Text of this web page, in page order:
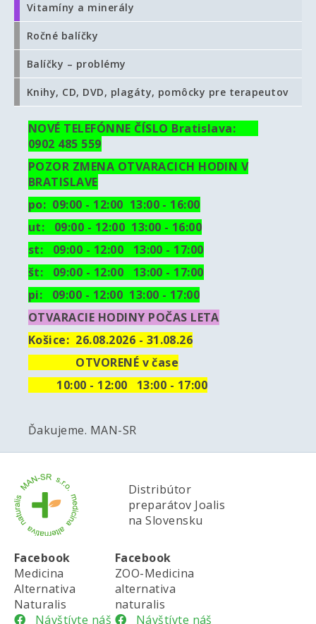
Vitamíny a minerály
Ročné balíčky
Balíčky – problémy
Knihy, CD, DVD, plagáty, pomôcky pre terapeutov
NOVÉ TELEFÓNNE ČÍSLO Bratislava:
0902 485 559
POZOR ZMENA OTVARACICH HODIN V
BRATISLAVE
po: 09:00 - 12:00 13:00 - 16:00
ut: 09:00 - 12:00 13:00 - 16:00
st: 09:00 - 12:00 13:00 - 17:00
št: 09:00 - 12:00 13:00 - 17:00
pi: 09:00 - 12:00 13:00 - 17:00
OTVARACIE HODINY POČAS LETA
Košice: 26.08.2026 - 31.08.26
OTVORENÉ v čase
10:00 - 12:00 13:00 - 17:00
Ďakujeme. MAN-SR
Distribútor
preparátov Joalis
na Slovensku
Facebook
Medicina
Alternativa
Naturalis
Návštívte náš
Facebook
ZOO-Medicina
alternativa
naturalis
Návštívte náš